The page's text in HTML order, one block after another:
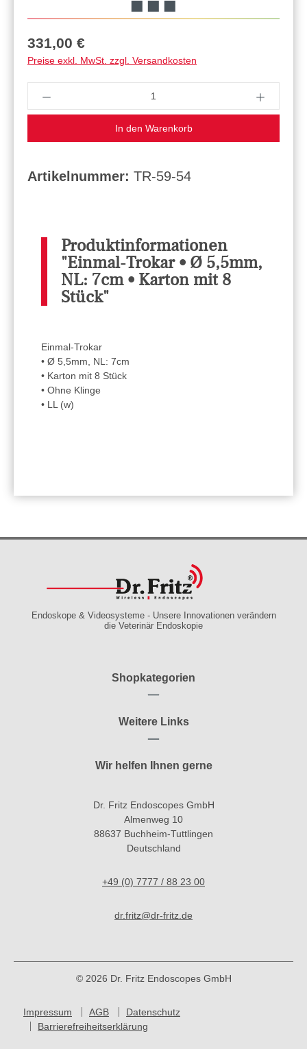
Regulärer Preis:
331,00 €
Preise exkl. MwSt. zzgl. Versandkosten
Produkt Anzahl: Gib den gewünschten Wert
In den Warenkorb
Artikelnummer: TR-59-54
Produktinformationen
"Einmal-Trokar • Ø 5,5mm,
NL: 7cm • Karton mit 8
Stück"
Einmal-Trokar
• Ø 5,5mm, NL: 7cm
• Karton mit 8 Stück
• Ohne Klinge
• LL (w)
Endoskope & Videosysteme - Unsere Innovationen verändern
die Veterinär Endoskopie
Shopkategorien
Weitere Links
Wir helfen Ihnen gerne
Dr. Fritz Endoscopes GmbH
Almenweg 10
88637 Buchheim-Tuttlingen
Deutschland
+49 (0) 7777 / 88 23 00
dr.fritz@dr-fritz.de
© 2026 Dr. Fritz Endoscopes GmbH
Impressum AGB
Datenschutz
Barrierefreiheitserklärung